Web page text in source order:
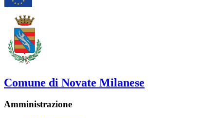
Comune di Novate Milanese
Amministrazione